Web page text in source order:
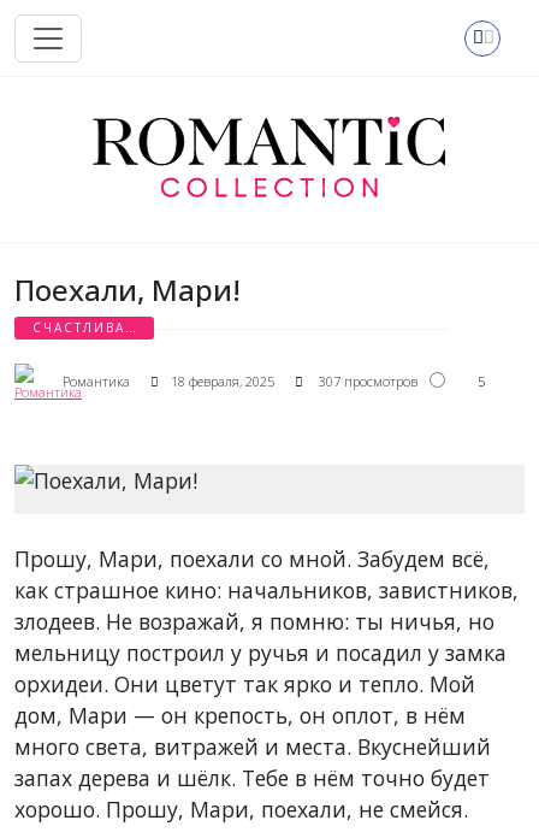
Перейти к основному содержанию
Поехали, Мари!
СЧАСТЛИВАЯ
Романтика 18 февраля, 2025 307 просмотров 5
Прошу, Мари, поехали со мной. Забудем всё,
как страшное кино: начальников, завистников,
злодеев. Не возражай, я помню: ты ничья, но
мельницу построил у ручья и посадил у замка
орхидеи. Они цветут так ярко и тепло. Мой
дом, Мари — он крепость, он оплот, в нём
много света, витражей и места. Вкуснейший
запах дерева и шёлк. Тебе в нём точно будет
хорошо. Прошу, Мари, поехали, не смейся.